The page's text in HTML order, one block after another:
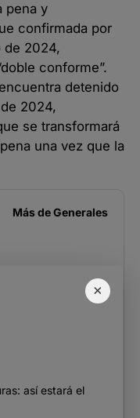
×
pena y
confirmada por
de 2024,
conforme”.
detenido
2024,
se transformará
una vez que la
Más deGenerales
así estará el